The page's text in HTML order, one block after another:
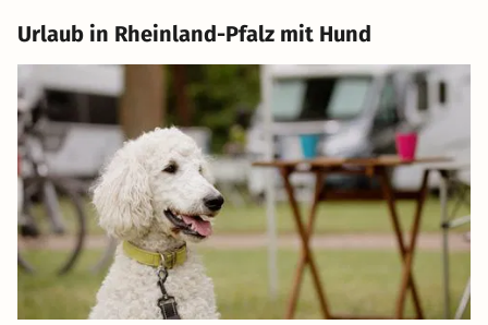
Urlaub in Rheinland-Pfalz mit Hund